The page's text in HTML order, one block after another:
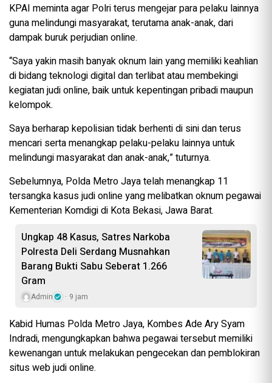
KPAI meminta agar Polri terus mengejar para pelaku lainnya
guna melindungi masyarakat, terutama anak-anak, dari
dampak buruk perjudian online.
“Saya yakin masih banyak oknum lain yang memiliki keahlian
di bidang teknologi digital dan terlibat atau membekingi
kegiatan judi online, baik untuk kepentingan pribadi maupun
kelompok.
Saya berharap kepolisian tidak berhenti di sini dan terus
mencari serta menangkap pelaku-pelaku lainnya untuk
melindungi masyarakat dan anak-anak,” tuturnya.
Sebelumnya, Polda Metro Jaya telah menangkap 11
tersangka kasus judi online yang melibatkan oknum pegawai
Kementerian Komdigi di Kota Bekasi, Jawa Barat.
Ungkap 48 Kasus, Satres Narkoba
Polresta Deli Serdang Musnahkan
Barang Bukti Sabu Seberat 1.266
Gram
Admin 9 jam
Kabid Humas Polda Metro Jaya, Kombes Ade Ary Syam
Indradi, mengungkapkan bahwa pegawai tersebut memiliki
kewenangan untuk melakukan pengecekan dan pemblokiran
situs web judi online.